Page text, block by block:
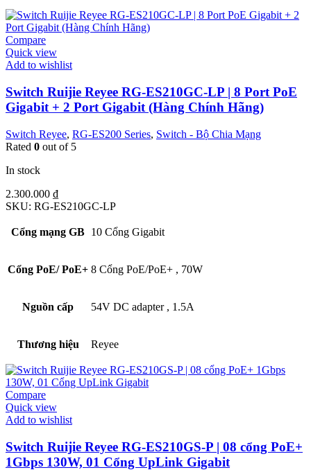
Compare
Quick view
Add to wishlist
Switch Ruijie Reyee RG-ES210GC-LP | 8 Port PoE
Gigabit + 2 Port Gigabit (Hàng Chính Hãng)
Switch Reyee, RG-ES200 Series, Switch - Bộ Chia Mạng
Rated 0 out of 5
In stock
2.300.000 ₫
SKU: RG-ES210GC-LP
Cổng mạng GB 10 Cổng Gigabit
Cổng PoE/ PoE+ 8 Cổng PoE/PoE+ , 70W
Nguồn cấp 54V DC adapter , 1.5A
Thương hiệu Reyee
Compare
Quick view
Add to wishlist
Switch Ruijie Reyee RG-ES210GS-P | 08 cổng PoE+
1Gbps 130W, 01 Cổng UpLink Gigabit